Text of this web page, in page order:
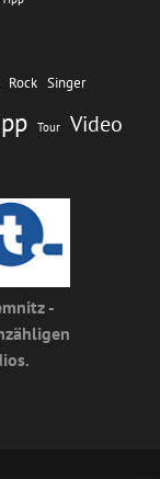
Rock Singer
Tour Video
-